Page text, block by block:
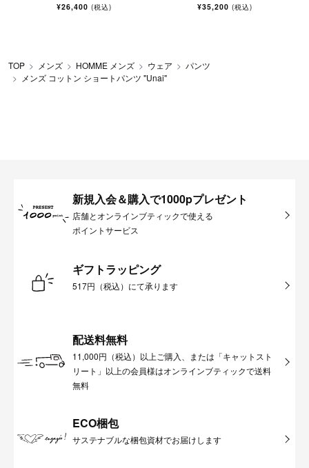
¥26,400 (税込) ¥35,200 (税込)
TOP メンズ HOMME メンズ ウェア
パンツ
メンズ コットン ショートパンツ "Unai"
新規入会＆購入で1000pプレゼント
店舗とオンラインブティックで使える
ポイントサービス
ギフトラッピング
517円（税込）にて承ります
配送料無料
11,000円（税込）以上ご購入、または「キャットスト
リート」以上の会員様はオンラインブティックで送料
無料
ECO梱包
サステナブルな梱包資材でお届けします